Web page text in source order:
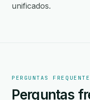
unificados.
PERGUNTAS
Perguntas